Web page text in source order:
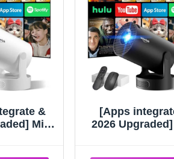
&
Mini
[Apps
2026